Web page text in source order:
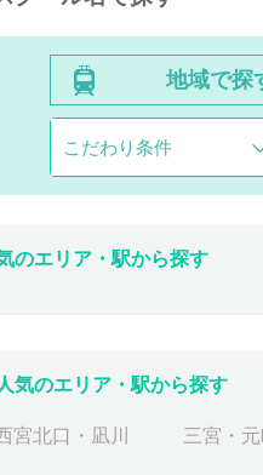
地域で探
こだわり条件
のエリア・駅から探す
気のエリア・駅から探す
宮北口・凪川 三宮・